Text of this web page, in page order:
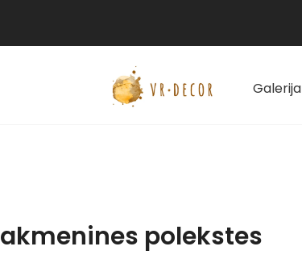
Galerija
akmenines polekstes